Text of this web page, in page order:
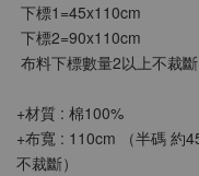
下標1=45x110cm
下標2=90x110cm
布料下標數量2以上不裁斷
+材質 : 棉100%
+布寬 : 110cm （半碼 約
不裁斷）